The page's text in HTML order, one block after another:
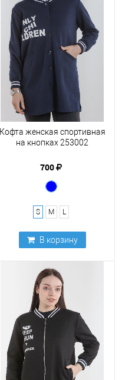
Кофта женская спортивная
на кнопках 253002
700
S M L
В корзину